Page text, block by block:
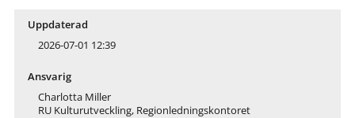
Uppdaterad
2026-07-01 12:39
Ansvarig
Charlotta Miller
RU Kulturutveckling, Regionledningskontoret